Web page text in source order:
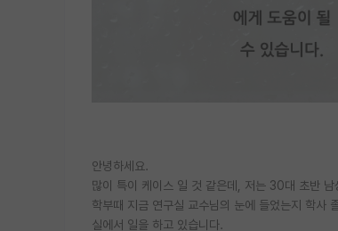
안녕하세요.
많이 특이 케이스 일 것 같은데, 저는 30대 초반
학부때 지금 연구실 교수님의 눈에 들었는지 학사
실에서 일을 하고 있습니다.